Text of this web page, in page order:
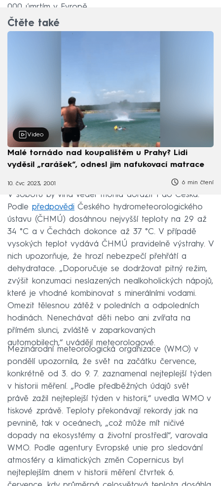
000 úmrtím v Evropě.
Čtěte také
Video
Malé tornádo nad koupalištěm u Prahy? Lidi
vyděsil „rarášek“, odnesl jim nafukovací matrace
10. čvc 2023, 20:01 6 min čtení
V sobotu by vlna veder mohla dorazit i do Česka.
Podle předpovědi Českého hydrometeorologického
ústavu (ČHMÚ) dosáhnou nejvyšší teploty na 29 až
34 °C a v Čechách dokonce až 37 °C. V případě
vysokých teplot vydává ČHMÚ pravidelně výstrahy. V
nich upozorňuje, že hrozí nebezpečí přehřátí a
dehydratace. „Doporučuje se dodržovat pitný režim,
zvýšit konzumaci neslazených nealkoholických nápojů,
které je vhodné kombinovat s minerálními vodami.
Omezit tělesnou zátěž v poledních a odpoledních
hodinách. Nenechávat děti nebo ani zvířata na
přímém slunci, zvláště v zaparkovaných
automobilech,“ uvádějí meteorologové.
Mezinárodní meteorologická organizace (WMO) v
pondělí upozornila, že svět na začátku července,
konkrétně od 3. do 9. 7. zaznamenal nejteplejší týden
v historii měření. „Podle předběžných údajů svět
právě zažil nejteplejší týden v historii,“ uvedla WMO v
tiskové zprávě. Teploty překonávají rekordy jak na
pevnině, tak v oceánech, „což může mít ničivé
dopady na ekosystémy a životní prostředí“, varovala
WMO. Podle agentury Evropské unie pro sledování
atmosféry a klimatických změn Copernicus byl
nejteplejším dnem v historii měření čtvrtek 6.